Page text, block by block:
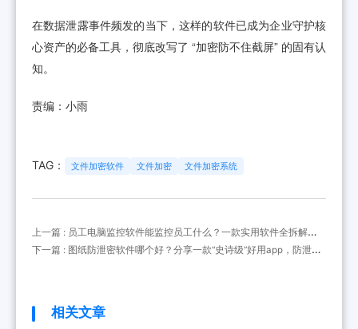
在数据泄露事件频发的当下，这样的软件已成为企业守护核
心资产的必备工具，彻底改写了 “加密防不住截屏” 的固有认
知。
责编：小雨
TAG： 文件加密软件 文件加密 文件加密系统
上一篇 : 员工电脑监控软件能监控员工什么？一款实用软件全拆解：
如此全面
下一篇 : 图纸防泄密软件哪个好？分享一款“史诗级”好用app，防泄密
相关文章